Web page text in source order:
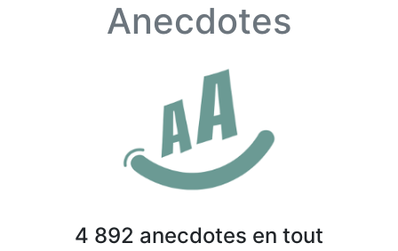
Anecdotes
4 892 anecdotes en tout